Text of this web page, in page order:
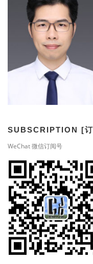
SUBSCRIPTION [
WeChat 微信订阅号